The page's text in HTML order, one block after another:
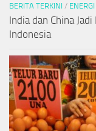
BERITA TERKINI / ENERGI
India dan China
Indonesia